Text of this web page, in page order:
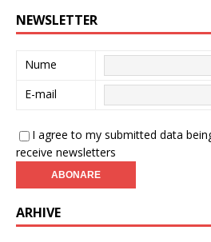
NEWSLETTER
Nume
E-mail
I agree to my submitted data
receive newsletters
ARHIVE